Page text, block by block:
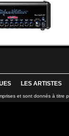
LES ARTISTES
et sont donnés à